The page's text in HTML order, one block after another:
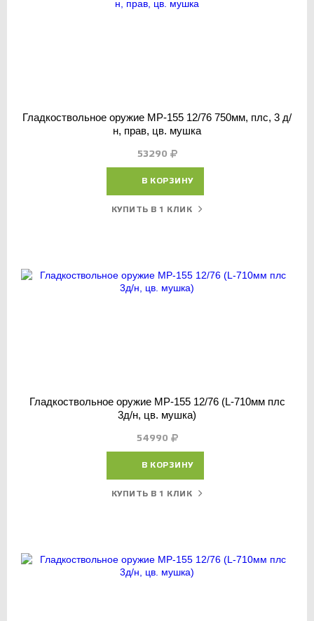
Гладкоствольное оружие МР-155 12/76 750мм, плс, 3 д/
н, прав, цв. мушка
53290
В КОРЗИНУ
КУПИТЬ В 1 КЛИК
Гладкоствольное оружие МР-155 12/76 (L-710мм плс
3д/н, цв. мушка)
54990
В КОРЗИНУ
КУПИТЬ В 1 КЛИК